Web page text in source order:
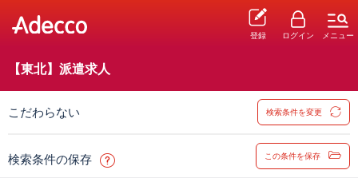
登録 ログイン メニュー
【東北】派遣求人
こだわらない 検索条件を変更
検索条件の保存 この条件を保存